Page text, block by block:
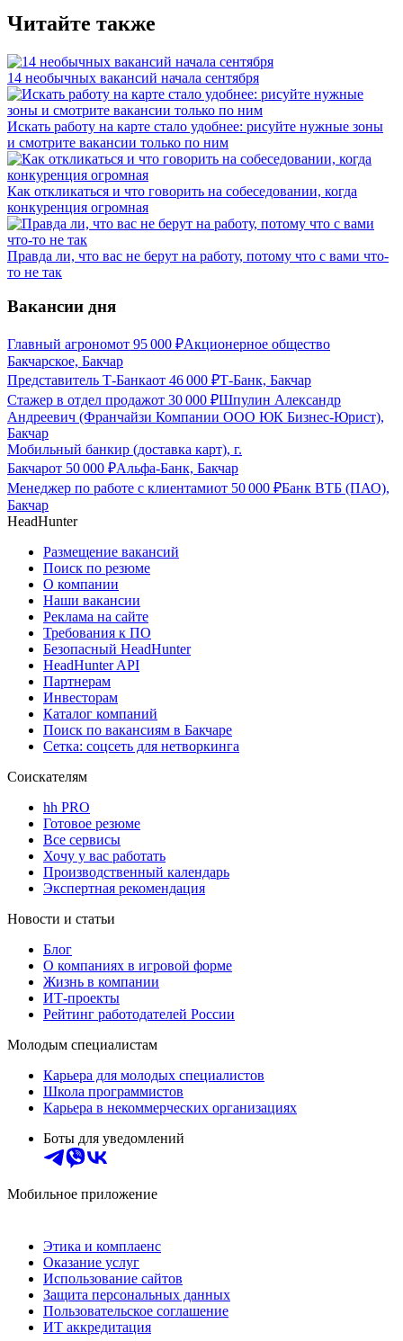
Читайте также
14 необычных вакансий начала сентября
Искать работу на карте стало удобнее: рисуйте нужные зоны
и смотрите вакансии только по ним
Как откликаться и что говорить на собеседовании, когда
конкуренция огромная
Правда ли, что вас не берут на работу, потому что с вами что-
то не так
Вакансии дня
Главный агрономот 95 000 ₽Акционерное общество
Бакчарское, Бакчар
Представитель Т-Банкаот 46 000 ₽Т-Банк, Бакчар
Стажер в отдел продажот 30 000 ₽Шпулин Александр
Андреевич (Франчайзи Компании ООО ЮК Бизнес-Юрист),
Бакчар
Мобильный банкир (доставка карт), г.
Бакчарот 50 000 ₽Альфа-Банк, Бакчар
Менеджер по работе с клиентамиот 50 000 ₽Банк ВТБ (ПАО),
Бакчар
HeadHunter
Размещение вакансий
Поиск по резюме
О компании
Наши вакансии
Реклама на сайте
Требования к ПО
Безопасный HeadHunter
HeadHunter API
Партнерам
Инвесторам
Каталог компаний
Поиск по вакансиям в Бакчаре
Сетка: соцсеть для нетворкинга
Соискателям
hh PRO
Готовое резюме
Все сервисы
Хочу у вас работать
Производственный календарь
Экспертная рекомендация
Новости и статьи
Блог
О компаниях в игровой форме
Жизнь в компании
ИТ-проекты
Рейтинг работодателей России
Молодым специалистам
Карьера для молодых специалистов
Школа программистов
Карьера в некоммерческих организациях
Боты для уведомлений
Мобильное приложение
Этика и комплаенс
Оказание услуг
Использование сайтов
Защита персональных данных
Пользовательское соглашение
ИТ аккредитация